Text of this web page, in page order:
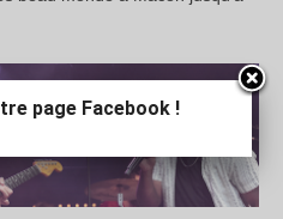
page Facebook !